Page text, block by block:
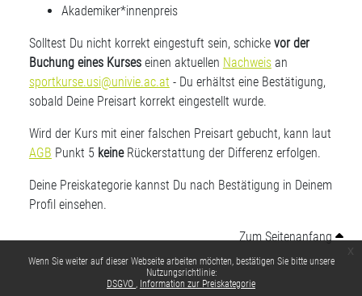
Wenn Sie weiter auf dieser Webseite arbeiten möchten, bestätigen Sie bitte unsere
Nutzungsrichtlinie:
DSGVO
Information zur Preiskategorie
Akademiker*innenpreis
Solltest Du nicht korrekt eingestuft sein, schicke vor der
Buchung eines Kurses einen aktuellen Nachweisan
sportkurse.usi@univie.ac.at - Du erhältst eine Bestätigung,
sobald Deine Preisart korrekt eingestellt wurde.
Wird der Kurs mit einer falschen Preisart gebucht, kann laut
AGB Punkt 5 keine Rückerstattung der Differenz erfolgen.
Deine Preiskategorie kannst Du nach Bestätigung in Deinem
Profil einsehen.
Zum Seitenanfang